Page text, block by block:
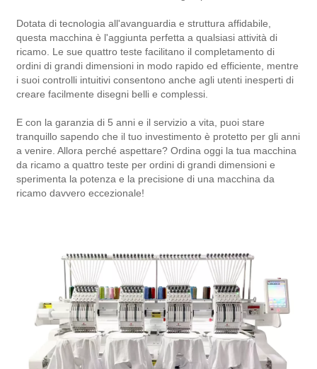
Dotata di tecnologia all'avanguardia e struttura affidabile,
questa macchina è l'aggiunta perfetta a qualsiasi attività di
ricamo. Le sue quattro teste facilitano il completamento di
ordini di grandi dimensioni in modo rapido ed efficiente, mentre
i suoi controlli intuitivi consentono anche agli utenti inesperti di
creare facilmente disegni belli e complessi.
E con la garanzia di 5 anni e il servizio a vita, puoi stare
tranquillo sapendo che il tuo investimento è protetto per gli anni
a venire. Allora perché aspettare? Ordina oggi la tua macchina
da ricamo a quattro teste per ordini di grandi dimensioni e
sperimenta la potenza e la precisione di una macchina da
ricamo davvero eccezionale!